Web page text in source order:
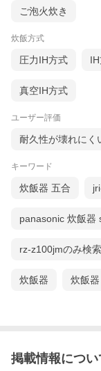
ご泡火炊き
炊飯方式
圧力IH方式
真空IH方式
ユーザー評価
耐久性が壊れにく
キーワード
炊飯器 五合
panasonic 炊飯器
rz-z100jmのみ検索
炊飯器 炊飯
掲載情報につい